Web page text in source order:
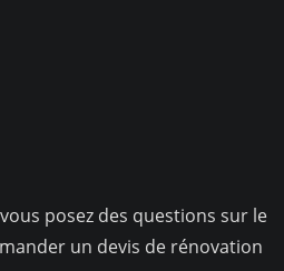
posez des questions sur le
un devis de rénovation